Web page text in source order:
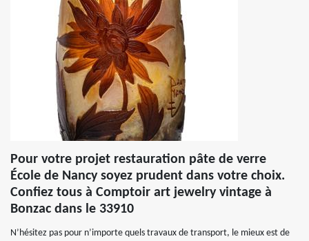
Pour votre projet restauration pâte de verre
École de Nancy soyez prudent dans votre choix.
Confiez tous à Comptoir art jewelry vintage à
Bonzac dans le 33910
N’hésitez pas pour n’importe quels travaux de transport, le mieux est de